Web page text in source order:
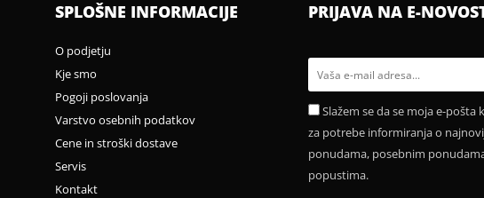
SPLOŠNE INFORMACIJE
O podjetju
Kje smo
Pogoji poslovanja
Varstvo osebnih podatkov
Cene in stroški dostave
Servis
Kontakt
PRIJAVA NA E-
Slažem se da se moja e-pošta
za potrebe informiranja o
ponudama, posebnim
popustima.